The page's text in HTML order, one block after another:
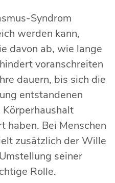
Syndrom
werden kann,
davon ab, wie lange
voranschreiten
dauern, bis sich die
entstandenen
haben. Bei Menschen
zusätzlich der Wille
seiner
Rolle.